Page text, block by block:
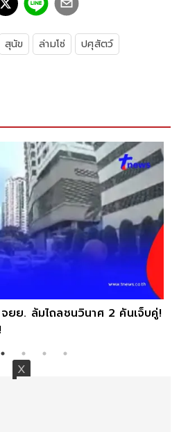
สุนัข ล่ามโซ่
ปศุสัตว์
ยย. ล้มไถลชนวินาศ 2 คันเจ็บคู่!